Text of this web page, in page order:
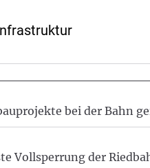
bei der Bahn
Vollsperrung der